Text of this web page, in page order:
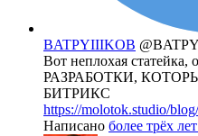
BATPYIIIKOB
Вот неплохая
РАЗРАБОТКИ,
БИТРИКС
https://molotok.studio/
Написано более трёх